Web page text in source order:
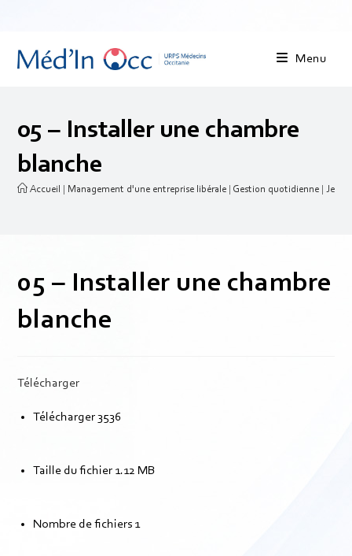
Menu
05 – Installer une chambre
blanche
Accueil Management d'une entreprise libérale Gestion quotidienne |Je
05 – Installer une chambre
blanche
Télécharger
Télécharger3536
Taille du fichier 1.12 MB
Nombre de fichiers 1